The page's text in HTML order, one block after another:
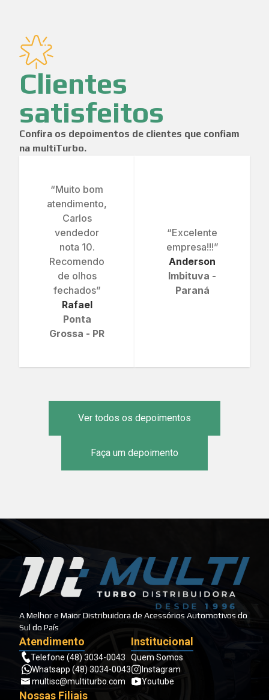
Clientes
satisfeitos
Confira os depoimentos de clientes que confiam
na multiTurbo.
“Muito bom
atendimento,
Carlos
vendedor
nota 10.
Recomendo
de olhos
fechados”
Rafael
Ponta
Grossa - PR
“Excelente
empresa!!!”
Anderson
Imbituva -
Paraná
Ver todos os depoimentos
Faça um depoimento
A Melhor e Maior Distribuidora de Acessórios Automotivos do
Sul do País
Atendimento
Telefone (48) 3034-0043
Whatsapp (48) 3034-0043
multisc@multiturbo.com
Institucional
Quem Somos
Instagram
Youtube
Nossas Filiais